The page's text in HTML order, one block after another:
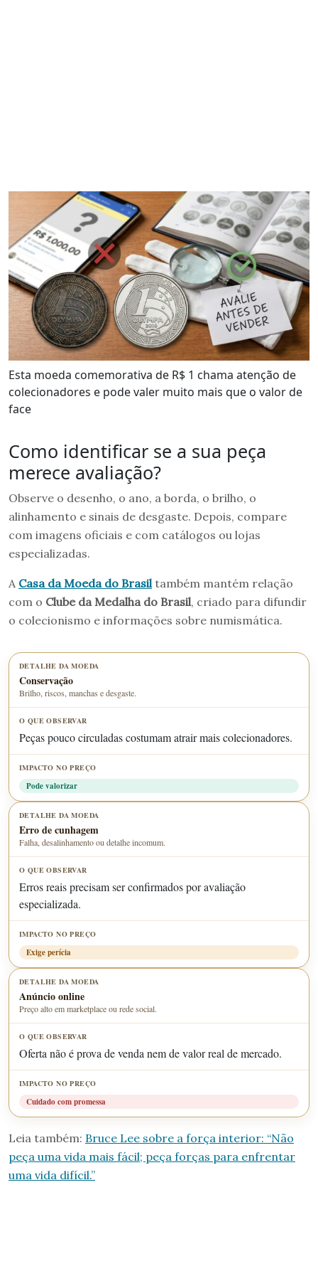
Esta moeda comemorativa de R$ 1 chama atenção de
colecionadores e pode valer muito mais que o valor de
face
Como identificar se a sua peça
merece avaliação?
Observe o desenho, o ano, a borda, o brilho, o
alinhamento e sinais de desgaste. Depois, compare
com imagens oficiais e com catálogos ou lojas
especializadas.
A Casa da Moeda do Brasiltambém mantém relação
com o Clube da Medalha do Brasil, criado para difundir
o colecionismo e informações sobre numismática.
Conservação
Brilho, riscos, manchas e desgaste.
Peças pouco circuladas costumam atrair mais colecionadores.
Pode valorizar
Erro de cunhagem
Falha, desalinhamento ou detalhe incomum.
Erros reais precisam ser confirmados por avaliação
especializada.
Exige perícia
Anúncio online
Preço alto em marketplace ou rede social.
Oferta não é prova de venda nem de valor real de mercado.
Cuidado com promessa
Leia também: Bruce Lee sobre a força interior: “Não
peça uma vida mais fácil; peça forças para enfrentar
uma vida difícil.”